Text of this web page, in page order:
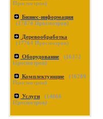
Просмотров)
Бизнес-информация
(17874 Просмотров)
Деревообработка
(17764 Просмотров)
Оборудование (16372
Просмотров)
Комплектующие (16289
Просмотров)
Услуги (14866
Просмотров)